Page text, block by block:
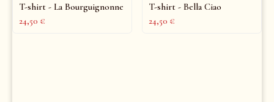
T-shirt - La Bourguignonne
24,50 €
T-shirt - Bella Ciao
24,50 €